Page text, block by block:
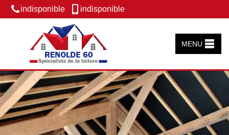
indisponible indisponible
MENU